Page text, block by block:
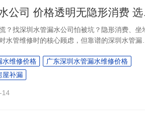
深圳水
？找深圳水管漏水公司怕被坑？隐形消费、坐
水管维修时的核心顾虑，但靠谱的深圳水管漏水
得放心。水管漏水维修涉及检测、施工、材料等
公开、流程规范，才能真正解决业主的后顾之
水维修价格
广东深圳水管漏水维修价格
屋补漏
14